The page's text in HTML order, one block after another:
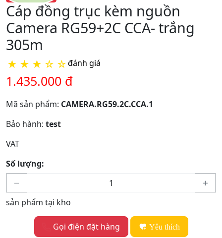
Cáp đồng trục kèm nguồn
Camera RG59+2C CCA- trắng
305m
★ ★ ★ ☆ ☆đánh giá
1.435.000 đ
Mã sản phẩm: CAMERA.RG59.2C.CCA.1
Bảo hành: test
VAT
Số lượng:
sản phẩm tại kho
Gọi điện đặt hàng Yêu thích